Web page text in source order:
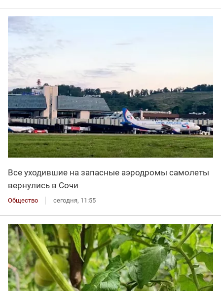
Все уходившие на запасные аэродромы самолеты
вернулись в Сочи
Общество сегодня, 11:55